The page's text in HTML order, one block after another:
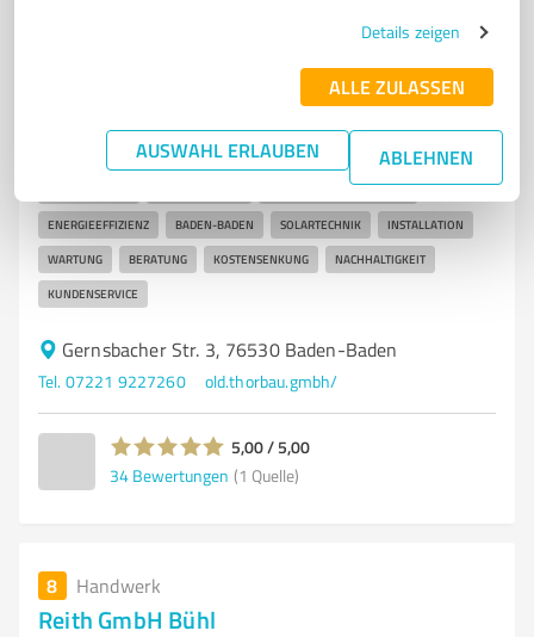
Details zeigen
ALLE ZULASSEN
AUSWAHL ERLAUBEN ABLEHNEN
ERNEUERBARE ENERGIEN
ENERGIEEFFIZIENZ BADEN-BADEN SOLARTECHNIK INSTALLATION
WARTUNG BERATUNG KOSTENSENKUNG NACHHALTIGKEIT
KUNDENSERVICE
Gernsbacher Str. 3, 76530 Baden-Baden
Tel. 07221 9227260 old.thorbau.gmbh/
5,00 / 5,00
34 Bewertungen (1 Quelle)
8 Handwerk
Reith GmbH Bühl